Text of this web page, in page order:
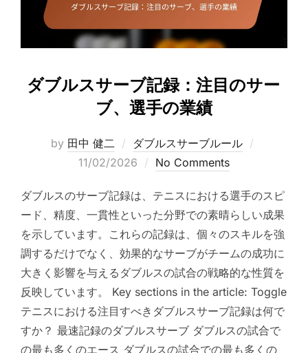
ダブルスサーブ記録：注目のサー
ブ、選手の業績
by 田中 健二 ダブルスサーブルール
11/02/2026 No Comments
ダブルスのサーブ記録は、テニスにおける選手のスピ
ード、精度、一貫性といった分野での素晴らしい成果
を示しています。これらの記録は、個々のスキルを強
調するだけでなく、効果的なサーブがチームの成功に
大きく影響を与えるダブルスの試合の戦略的な性質を
反映しています。 Key sections in the article: Toggle
テニスにおける注目すべきダブルスサーブ記録は何で
すか？ 最速記録のダブルスサーブ ダブルスの試合で
の最も多くのエース ダブルスの試合での最も多くの